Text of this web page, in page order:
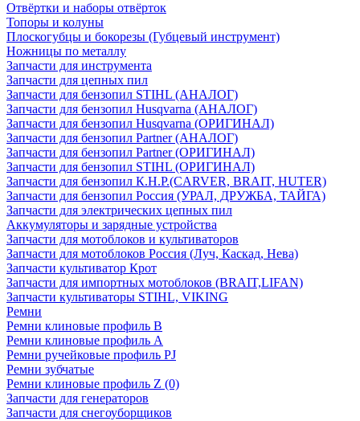
Отвёртки и наборы отвёрток
Топоры и колуны
Плоскогубцы и бокорезы (Губцевый инструмент)
Ножницы по металлу
Запчасти для инструмента
Запчасти для цепных пил
Запчасти для бензопил STIHL (АНАЛОГ)
Запчасти для бензопил Husqvarna (АНАЛОГ)
Запчасти для бензопил Husqvarna (ОРИГИНАЛ)
Запчасти для бензопил Partner (АНАЛОГ)
Запчасти для бензопил Partner (ОРИГИНАЛ)
Запчасти для бензопил STIHL (ОРИГИНАЛ)
Запчасти для бензопил К.Н.Р.(CARVER, BRAIT, HUTER)
Запчасти для бензопил Россия (УРАЛ, ДРУЖБА, ТАЙГА)
Запчасти для электрических цепных пил
Аккумуляторы и зарядные устройства
Запчасти для мотоблоков и культиваторов
Запчасти для мотоблоков Россия (Луч, Каскад, Нева)
Запчасти культиватор Крот
Запчасти для импортных мотоблоков (BRAIT,LIFAN)
Запчасти культиваторы STIHL, VIKING
Ремни
Ремни клиновые профиль B
Ремни клиновые профиль А
Ремни ручейковые профиль PJ
Ремни зубчатые
Ремни клиновые профиль Z (0)
Запчасти для генераторов
Запчасти для снегоуборщиков